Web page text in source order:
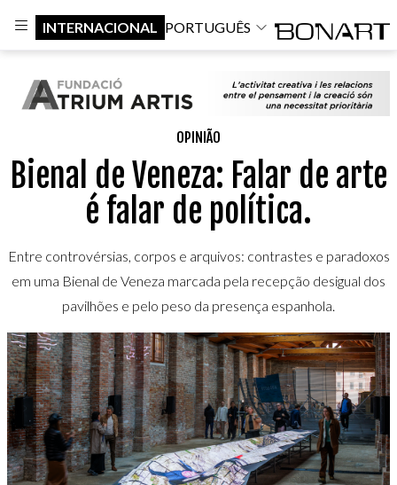
INTERNACIONAL PORTUGUÊS
OPINIÃO
Bienal de Veneza: Falar de arte
é falar de política.
Entre controvérsias, corpos e arquivos: contrastes e paradoxos
em uma Bienal de Veneza marcada pela recepção desigual dos
pavilhões e pelo peso da presença espanhola.